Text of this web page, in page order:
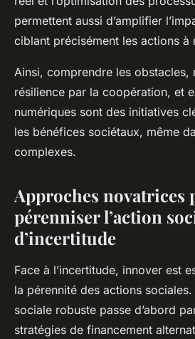
permettent aussi d’amplifier
ciblant précisément les actions à
Ainsi, comprendre les obstacles,
résilience par la coopération, et
numériques sont des initiatives
les bénéfices sociétaux, même
complexes.
Approches novatrices
pérenniser l’action
d’incertitude
Face à l’incertitude, innover est
la pérennité des actions
sociale robuste passe d’abord
stratégies de financement